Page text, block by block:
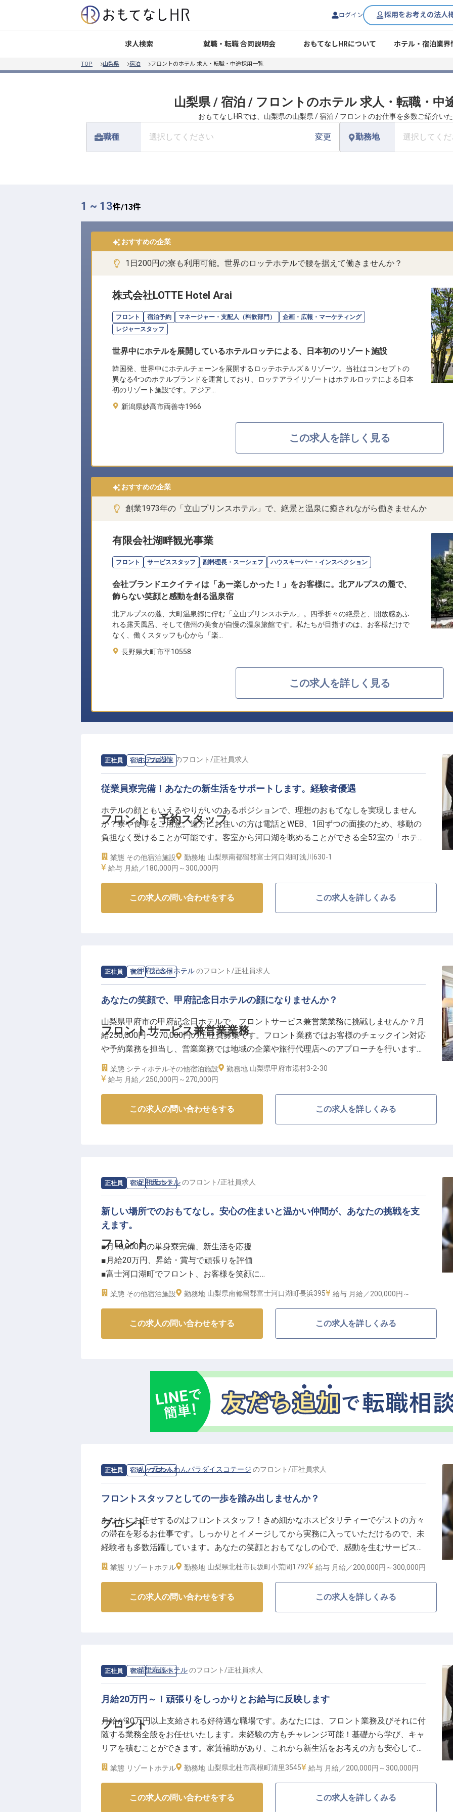
ログイン 採用をお考えの法人
求人検索 就職・転職 合同説明会 おもてなしHRについて ホテル・宿泊業界
TOP 山梨県 宿泊 フロントのホテル 求人・転職・中途採用一覧
山梨県 / 宿泊 / フロントのホテル 求人・転職・中
おもてなしHRでは、山梨県の山梨県 / 宿泊 / フロントのお仕事を多数ご紹介い
職種 選択してください 変更 勤務地 選択してく
1 ~ 13件/13件
おすすめの企業
1日200円の寮も利用可能。世界のロッテホテルで腰を据えて働きませんか？
株式会社LOTTE Hotel Arai
フロント 宿泊予約 マネージャー・支配人（料飲部門）
企画・広報・マーケティング
レジャースタッフ
世界中にホテルを展開しているホテルロッテによる、日本初のリゾート施設
韓国発、世界中にホテルチェーンを展開するロッテホテルズ＆リゾーツ。当社はコンセプトの
異なる4つのホテルブランドを運営しており、ロッテアライリゾートはホテルロッテによる日本
初のリゾート施設です。アジア…
新潟県妙高市両善寺1966
この求人を詳しく見る
おすすめの企業
創業1973年の「立山プリンスホテル」で、絶景と温泉に癒されながら働きませんか
有限会社湖畔観光事業
フロント サービススタッフ 副料理長・スーシェフ ハウスキーパー・インスペクション
会社ブランドエクイティは「あー楽しかった！」をお客様に。北アルプスの麓で、
飾らない笑顔と感動を創る温泉宿
北アルプスの麓、大町温泉郷に佇む「立山プリンスホテル」。四季折々の絶景と、開放感あふ
れる露天風呂、そして信州の美食が自慢の温泉旅館です。私たちが目指すのは、お客様だけで
なく、働くスタッフも心から「楽…
長野県大町市平10558
この求人を詳しく見る
正社員 宿泊 フロント
フロント・予約スタッフ
求人情報：ホテル湖龍 のフロント /正社員求人
従業員寮完備！あなたの新生活をサポートします。経験者優遇
ホテルの顔ともいえるやりがいのあるポジションで、理想のおもてなしを実現しません
か？寮や食事をご用意。遠方にお住いの方は電話とWEB、1回ずつの面接のため、移動の
負担なく受けることが可能です。客室から河口湖を眺めることができる全52室の「ホテル
湖龍」は、河口湖駅より徒歩25分の場所に位置します。露天風呂付やバリアフリーなど
様々なタイプの客室を完備。庭園露天風呂を備えた大浴場も魅力です。※この求人は2023
業態 その他宿泊施設 勤務地 山梨県南都留郡富士河口湖町浅川630-1
給与 月給／180,000円～ 300,000円
この求人の問い合わせをする この求人を詳しくみる
正社員 宿泊 フロント
フロントサービス兼営業業務
求人情報：甲府記念日ホテルのフロント /正社員求人
あなたの笑顔で、甲府記念日ホテルの顔になりませんか？
山梨県甲府市の甲府記念日ホテルで、フロントサービス兼営業業務に挑戦しませんか？月
給250,000円〜270,000円の正社員募集です。フロント業務ではお客様のチェックイン対応
や予約業務を担当し、営業業務では地域の企業や旅行代理店へのアプローチを行います。
普通自動車運転免許（AT限定可）が必要です。あなたのホスピタリティと営業力を活か
し、新たなステージへ！※2024年10月09日時点の情報です
業態 シティホテルその他宿泊施設 勤務地 山梨県甲府市湯村3-2-30
給与 月給／250,000円～ 270,000円
この求人の問い合わせをする この求人を詳しくみる
正社員 宿泊 フロント
フロント
求人情報：足和田ホテルのフロント /正社員求人
新しい場所でのおもてなし。安心の住まいと温かい仲間が、あなたの挑戦を支
えます。
■月10,000円の単身寮完備、新生活を応援
■月給20万円、昇給・賞与で頑張りを評価
■富士河口湖町でフロント、お客様を笑顔に
■皆勤手当や通勤手当、日々の努力を評価
富士河口湖町の美しい自然に囲まれた当施設で、お客様の旅の思い出を彩るフロントスタ
ッフとして活躍しませんか。チェックインからチェックアウトまで、お客様一人ひとりに
のご案内や観光情報のご提供など、お客様との触れ合いを通じて、心温まるおもてなしを
追求できるやりがいのあるお仕事です。未経験の方も、先輩スタッフが丁寧に指導いたし
ますのでご安心ください。
ーー【安心して長く働ける環境とキャリア】
生活もスムーズにスタートできます。社会保険完備はもちろん、皆勤手当や通勤手当な
ど、日々の頑張りをしっかり評価する制度も充実。シフト制で月8日程度の休日があり、
プライベートも大切にしながら働けます。お客様の笑顔のために、私たちと一緒に成長し
ていきましょう。
※2025年12月08日時点の情報です
業態 その他宿泊施設 勤務地 山梨県南都留郡富士河口湖町長浜395 給与 月給／200,000円～
この求人の問い合わせをする この求人を詳しくみる
正社員 宿泊 フロント
フロント
求人情報：八ヶ岳わんわんパラダイスコテージ のフロント /正社員求人
フロントスタッフとしての一歩を踏み出しませんか？
あなたにお任せするのはフロントスタッフ！きめ細かなホスピタリティーでゲストの方々
の滞在を彩るお仕事です。しっかりとイメージしてから実務に入っていただけるので、未
経験者も多数活躍しています。あなたの笑顔とおもてなしの心で、感動を生むサービスを
提供しませんか？愛犬と滞在ができる「八ヶ岳わんわんパラダイスコテージ」。ドッグラ
業態 リゾートホテル 勤務地 山梨県北杜市長坂町小荒間1792 給与 月給／200,000円～ 300,000円
この求人の問い合わせをする この求人を詳しくみる
正社員 宿泊 フロント
フロント
求人情報：清里高原ホテルのフロント /正社員求人
月給20万円～！頑張りをしっかりとお給与に反映します
月給が20万円以上支給される好待遇な職場です。あなたには、フロント業務及びそれに付
随する業務全般をお任せいたします。未経験の方もチャレンジ可能！基礎から学び、キャ
リアを積むことができます。家賃補助があり、これから新生活をお考えの方も安心してス
タートできます。大自然に包まれた標高1,470mの高原リゾート 「清里高原ホテル」。笑
業態 リゾートホテル 勤務地 山梨県北杜市高根町清里3545 給与 月給／200,000円～ 300,000円
この求人の問い合わせをする この求人を詳しくみる